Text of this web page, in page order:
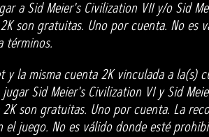
a Sid Meier's Civilization VII y/o Sid
son gratuitas. Uno por cuenta. No es
términos.
la misma cuenta 2K vinculada a la(s)
Sid Meier's Civilization VI y Sid
son gratuitas. Uno por cuenta. La
juego. No es válido donde esté